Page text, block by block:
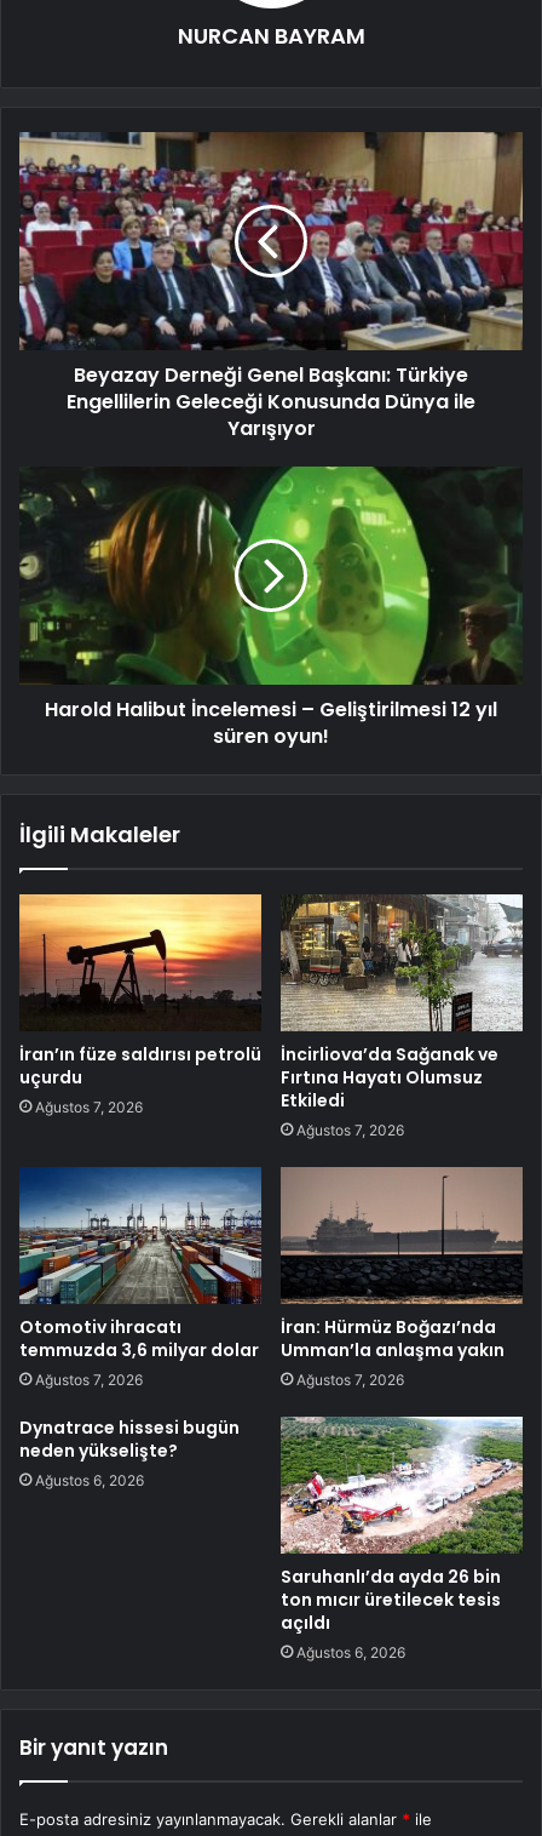
NURCAN BAYRAM
Beyazay Derneği Genel Başkanı: Türkiye
Engellilerin Geleceği Konusunda Dünya ile
Yarışıyor
Harold Halibut İncelemesi – Geliştirilmesi 12 yıl
süren oyun!
İlgili Makaleler
İran’ın füze saldırısı petrolü
uçurdu
Ağustos 7, 2026
İncirliova’da Sağanak ve
Fırtına Hayatı Olumsuz
Etkiledi
Ağustos 7, 2026
Otomotiv ihracatı
temmuzda 3,6 milyar dolar
Ağustos 7, 2026
İran: Hürmüz Boğazı’nda
Umman’la anlaşma yakın
Ağustos 7, 2026
Dynatrace hissesi bugün
neden yükselişte?
Ağustos 6, 2026
Saruhanlı’da ayda 26 bin
ton mıcır üretilecek tesis
açıldı
Ağustos 6, 2026
Bir yanıt yazın
E-posta adresiniz yayınlanmayacak. Gerekli alanlar * ile